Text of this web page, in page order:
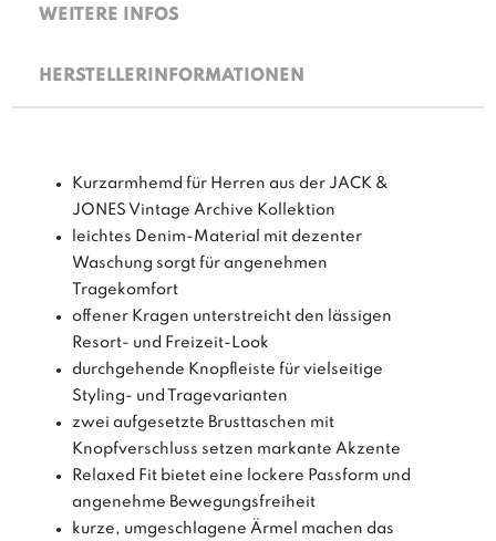
WEITERE INFOS
HERSTELLERINFORMATIONEN
Kurzarmhemd für Herren aus der JACK &
JONES Vintage Archive Kollektion
leichtes Denim-Material mit dezenter
Waschung sorgt für angenehmen
Tragekomfort
offener Kragen unterstreicht den lässigen
Resort- und Freizeit-Look
durchgehende Knopfleiste für vielseitige
Styling- und Tragevarianten
zwei aufgesetzte Brusttaschen mit
Knopfverschluss setzen markante Akzente
Relaxed Fit bietet eine lockere Passform und
angenehme Bewegungsfreiheit
kurze, umgeschlagene Ärmel machen das